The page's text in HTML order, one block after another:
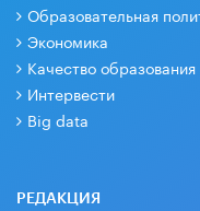
Образовательная
Экономика
Качество образования
Интервести
Big data
РЕДАКЦИЯ